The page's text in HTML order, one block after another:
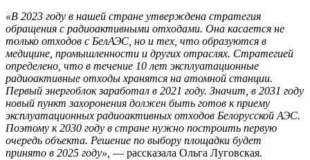
«В 2023 году в нашей стране утверждена стратегия
обращения с радиоактивными отходами. Она касается не
только отходов с БелАЭС, но и тех, что образуются в
медицине, промышленности и других отраслях. Стратегией
определено, что в течение 10 лет эксплуатационные
радиоактивные отходы хранятся на атомной станции.
Первый энергоблок заработал в 2021 году. Значит, в 2031 году
новый пункт захоронения должен быть готов к приему
эксплуатационных радиоактивных отходов Белорусской АЭС.
Поэтому к 2030 году в стране нужно построить первую
очередь объекта. Решение по выбору площадки будет
принято в 2025 году», — рассказала Ольга Луговская.